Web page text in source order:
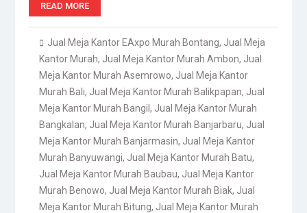
READ MORE
Jual Meja Kantor EAxpo Murah Bontang, Jual Meja
Kantor Murah, Jual Meja Kantor Murah Ambon, Jual
Meja Kantor Murah Asemrowo, Jual Meja Kantor
Murah Bali, Jual Meja Kantor Murah Balikpapan, Jual
Meja Kantor Murah Bangil , Jual Meja Kantor Murah
Bangkalan, Jual Meja Kantor Murah Banjarbaru, Jual
Meja Kantor Murah Banjarmasin, Jual Meja Kantor
Murah Banyuwangi, Jual Meja Kantor Murah Batu,
Jual Meja Kantor Murah Baubau, Jual Meja Kantor
Murah Benowo, Jual Meja Kantor Murah Biak, Jual
Meja Kantor Murah Bitung, Jual Meja Kantor Murah